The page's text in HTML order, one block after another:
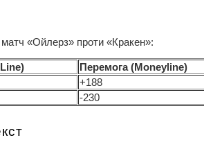
матч «Ойлерз» проти «Кракен»:
Перемога (Moneyline)
+188
-230